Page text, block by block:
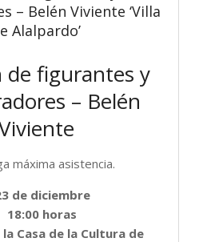
– Belén Viviente ‘Villa
Alalpardo’
de figurantes y
– Belén
máxima asistencia.
de diciembre
18:00 horas
Casa de la Cultura de